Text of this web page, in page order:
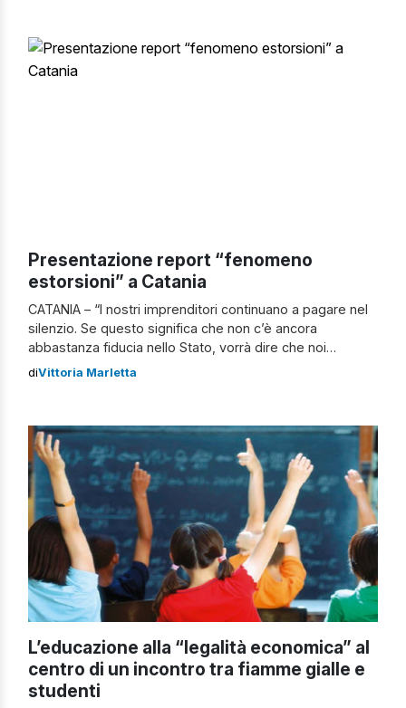
Aeroporti e Spazio aereo di Enac, Roberto Vergari e […]
Presentazione report “fenomeno
estorsioni” a Catania
CATANIA – “I nostri imprenditori continuano a pagare nel
silenzio. Se questo significa che non c’è ancora
abbastanza fiducia nello Stato, vorrà dire che noi
istituzioni punteremo con maggiore vigore alla creazione
presente questa mattina nella sala conferenze
delle Ciminiere del capoluogo etneo, per la […]
diVittoria Marletta
L’educazione alla “legalità economica” al
centro di un incontro tra fiamme gialle e
studenti